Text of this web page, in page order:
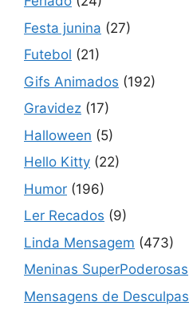
Festa junina (27)
Futebol (21)
Gifs Animados (192)
Gravidez (17)
Halloween (5)
Hello Kitty (22)
Humor (196)
Ler Recados (9)
Linda Mensagem (473)
Meninas SuperPoderosas
Mensagens de Desculpas